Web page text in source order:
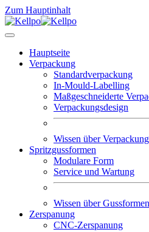
Zum Hauptinhalt
Hauptseite
Verpackung
Standardverpackung
In-Mould-Labelling
Maßgeschneiderte
Verpackungsdesign
Wissen über
Spritzgussformen
Modulare Form
Service und Wartung
Wissen über Gussformen
Zerspanung
CNC-Zerspanung